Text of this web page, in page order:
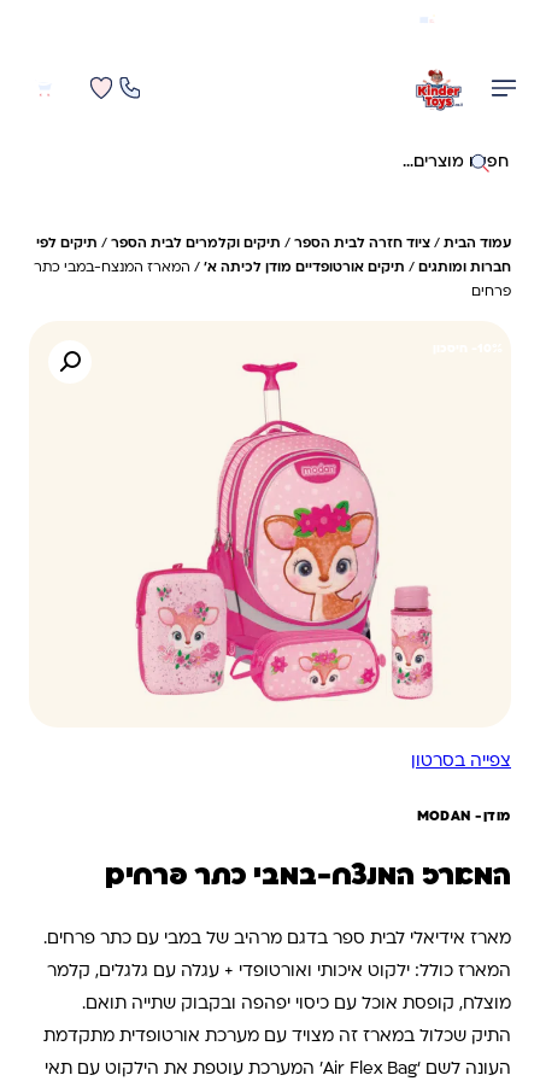
חיפוש באתר
עמוד הבית / ציוד חזרה לבית הספר / תיקים וקלמרים לבית הספר / תיקים לפי
חברות ומותגים / תיקים אורטופדיים מודן לכיתה א' / המארז המנצח-במבי כתר
פרחים
צפייה בסרטון
מודן- ‏MODAN
המארז המנצח-במבי כתר פרחים
מארז אידיאלי לבית ספר בדגם מרהיב של במבי עם כתר פרחים.
המארז כולל: ילקוט איכותי ואורטופדי + עגלה עם גלגלים, קלמר
מוצלח, קופסת אוכל עם כיסוי יפהפה ובקבוק שתייה תואם.
התיק שכלול במארז זה מצויד עם מערכת אורטופדית מתקדמת
העונה לשם ‘Air Flex Bag’ המערכת עוטפת את הילקוט עם תאי